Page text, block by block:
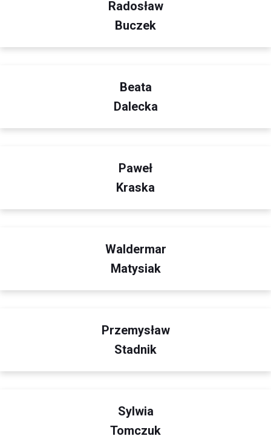
Radosław
Buczek
Beata
Dalecka
Paweł
Kraska
Waldermar
Matysiak
Przemysław
Stadnik
Sylwia
Tomczuk